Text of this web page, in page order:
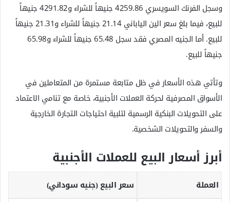
وسجل الفرنك السويسري 4259.86 جنيهاً للشراء و4291.82 جنيهاً
للبيع، فيما بلغ سعر الين الياباني 21.14 جنيهاً للشراء و21.31 جنيهاً
للبيع. أما الجنيه المصري فقد سجل 65.48 جنيهاً للشراء و65.98
جنيهاً للبيع.
وتأتي هذه الأسعار في ظل متابعة مستمرة من المتعاملين في
الأسواق المصرفية لحركة العملات الأجنبية، خاصة مع تنامي الاعتماد
على التحويلات البنكية الرسمية لتلبية احتياجات التجارة الخارجية
والسفر والتحويلات الشخصية.
أبرز أسعار البيع للعملات الأجنبية
العملة سعر البيع (جنيه سوداني)